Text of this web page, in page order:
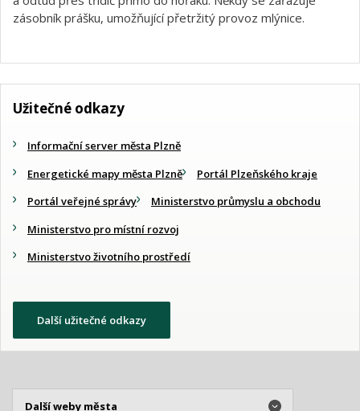
zásobník prášku, umožňující přetržitý provoz mlýnice.
Užitečné odkazy
Informační server města Plzně
Energetické mapy města Plzně
Portál Plzeňského kraje
Portál veřejné správy
Ministerstvo průmyslu a obchodu
Ministerstvo pro místní rozvoj
Ministerstvo životního prostředí
Další užitečné odkazy